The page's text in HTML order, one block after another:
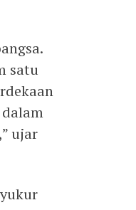
satu
ujar